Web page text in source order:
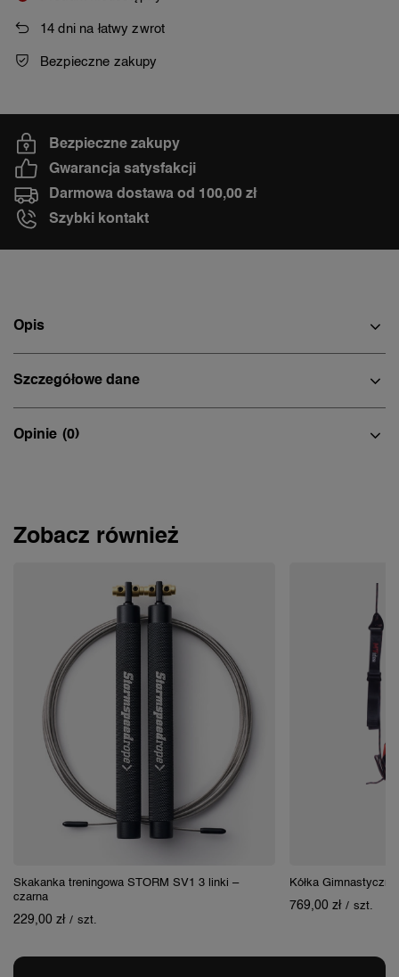
14 dni na łatwy zwrot
Bezpieczne zakupy
Bezpieczne zakupy
Gwarancja satysfakcji
Darmowa dostawa od 100,00 zł
Szybki kontakt
Opis
Szczegółowe dane
Opinie (0)
Zobacz również
Skakanka treningowa STORM SV1 3 linki –
czarna
229,00 zł / szt.
Kółka
769,00 zł / szt.